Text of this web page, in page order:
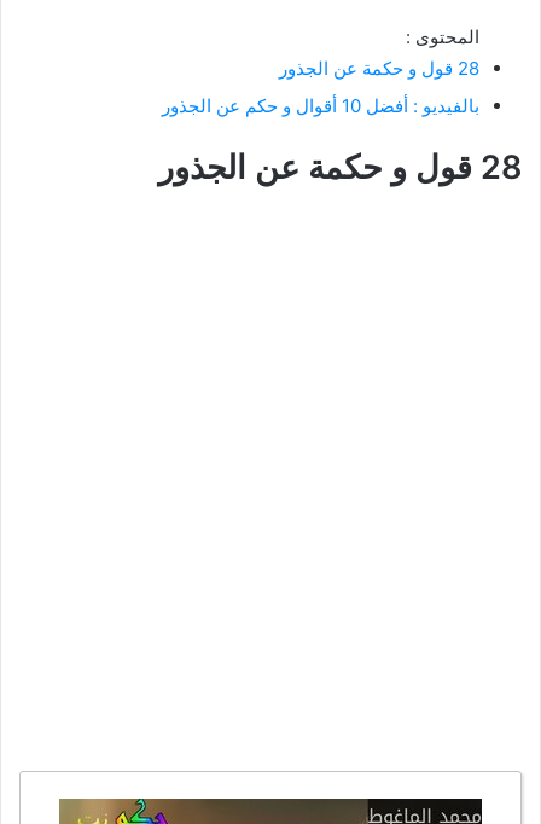
المحتوى :
28 قول و حكمة عن الجذور
بالفيديو : أفضل 10 أقوال و حكم عن الجذور
28 قول و حكمة عن الجذور